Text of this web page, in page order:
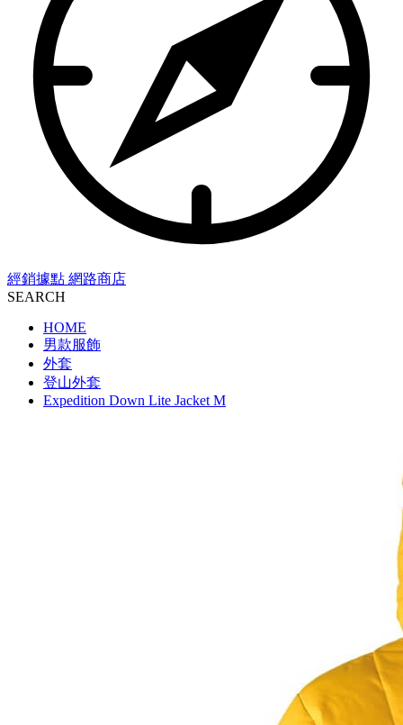
經銷據點 網路商店
SEARCH
HOME
男款服飾
外套
登山外套
Expedition Down Lite Jacket M